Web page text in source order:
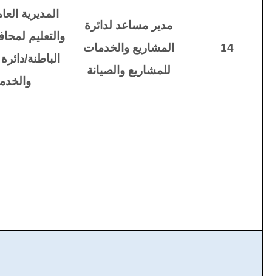
14
مدير مساعد لدائرة
المشاريع والخدمات
للمشاريع والصيانة
المديرية
والتعليم
الباطنة/